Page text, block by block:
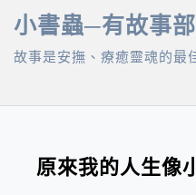
Skip
content
小書蟲─有故事
故事是安撫、療癒靈魂的最
原來我的人生像